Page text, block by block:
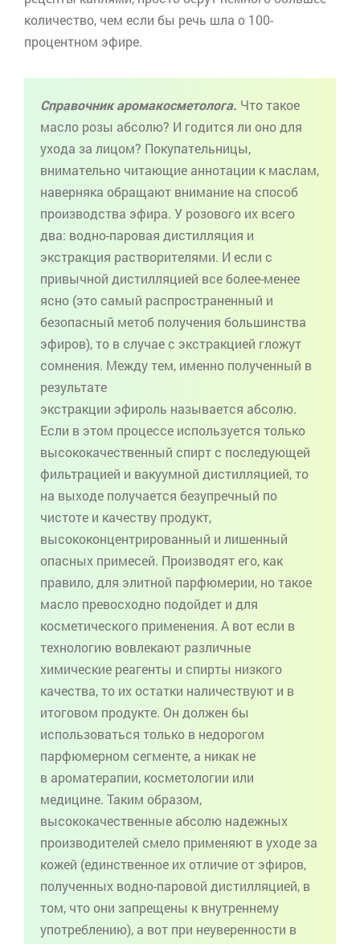
количество, чем если бы речь шла о 100-
процентном эфире.
Справочникаромакосметолога. Что такое
масло розы абсолю? И годится ли оно для
ухода за лицом? Покупательницы,
внимательно читающие аннотации к маслам,
наверняка обращают внимание на способ
производства эфира. У розового их всего
два: водно-паровая дистилляция и
экстракция растворителями. И если с
привычной дистилляцией все более-менее
ясно (это самый распространенный и
безопасный метоб получения большинства
эфиров), то в случае с экстракцией гложут
сомнения. Между тем, именно полученный в
результате
экстракции эфироль называется абсолю.
Если в этом процессе используется только
высококачественный спирт с последующей
фильтрацией и вакуумной дистилляцией, то
на выходе получается безупречный по
чистоте и качеству продукт,
высококонцентрированный и лишенный
опасных примесей. Производят его, как
правило, для элитной парфюмерии, но такое
масло превосходно подойдет и для
косметического применения. А вот если в
технологию вовлекают различные
химические реагенты и спирты низкого
качества, то их остатки наличествуют и в
итоговом продукте. Он должен бы
использоваться только в недорогом
парфюмерном сегменте, а никак не
в ароматерапии, косметологии или
медицине. Таким образом,
высококачественные абсолю надежных
производителей смело применяют в уходе за
кожей (единственное их отличие от эфиров,
полученных водно-паровой дистилляцией, в
том, что они запрещены к внутреннему
употреблению), а вот при неуверенности в